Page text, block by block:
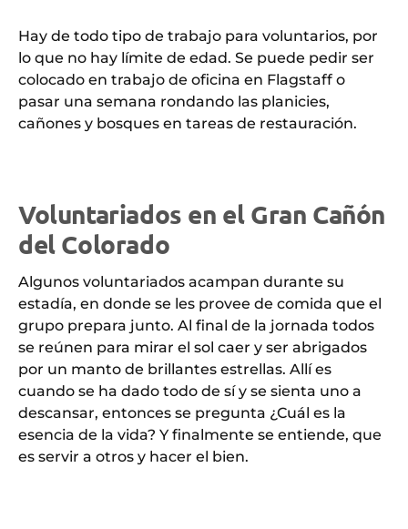
Hay de todo tipo de trabajo para voluntarios, por
lo que no hay límite de edad. Se puede pedir ser
colocado en trabajo de oficina en Flagstaff o
pasar una semana rondando las planicies,
cañones y bosques en tareas de restauración.
Voluntariados en el Gran Cañón
del Colorado
Algunos voluntariados acampan durante su
estadía, en donde se les provee de comida que el
grupo prepara junto. Al final de la jornada todos
se reúnen para mirar el sol caer y ser abrigados
por un manto de brillantes estrellas. Allí es
cuando se ha dado todo de sí y se sienta uno a
descansar, entonces se pregunta ¿Cuál es la
esencia de la vida? Y finalmente se entiende, que
es servir a otros y hacer el bien.